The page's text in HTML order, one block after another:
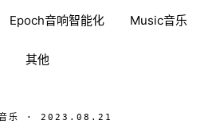
Epoch音响智能化 Music音乐
其他
乐 · 2023.08.21